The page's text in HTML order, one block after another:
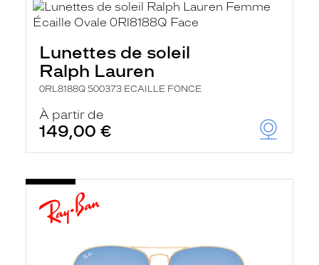
Lunettes de soleil
Ralph Lauren
0RL8188Q 500373 ECAILLE FONCE
À partir de
149,00 €